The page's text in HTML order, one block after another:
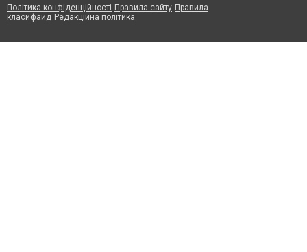
Політика конфіденційності Правила сайту Правила
класифайд Редакційна політика